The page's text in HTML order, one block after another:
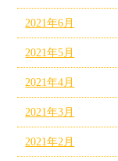
2021年6月
2021年5月
2021年4月
2021年3月
2021年2月